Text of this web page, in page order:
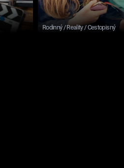
Rodinný / Reality / Cestopisný